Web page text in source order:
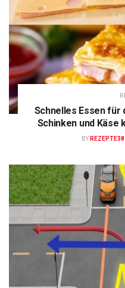
Schnelles Essen
Schinken und Käse
BY REZEPTE38